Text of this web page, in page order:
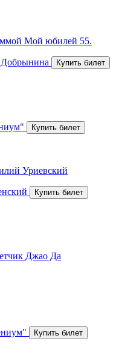
Мой юбилей 55.
Уриевский
Джао Да